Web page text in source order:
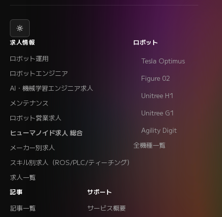
求人情報
ロボット運用
ロボットエンジニア
AI・機械学習エンジニア求人
メンテナンス
ロボット営業求人
ヒューマノイド求人 総合
メーカー別求人
スキル別求人（ROS/PLC/ティーチング）
求人一覧
ロボット
Tesla Optimus
Figure 02
Unitree H1
Unitree G1
Agility Digit
全機種一覧
記事
記事一覧
サポート
サービス概要